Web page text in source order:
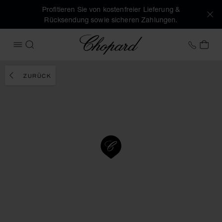
Profitieren Sie von kostenfreier Lieferung &
Rücksendung sowie sicheren Zahlungen.
MENÜ ÖFFNEN
SUCHEN
Chopard +49
ZURÜCK